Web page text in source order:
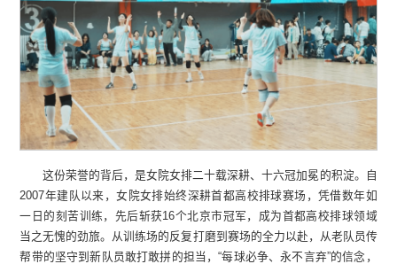
这份荣誉的背后，是女院女排二十载深耕、十六冠加冕的积淀。自
2007年建队以来，女院女排始终深耕首都高校排球赛场，凭借数年如
一日的刻苦训练，先后斩获16个北京市冠军，成为首都高校排球领域
当之无愧的劲旅。从训练场的反复打磨到赛场的全力以赴，从老队员传
帮带的坚守到新队员敢打敢拼的担当，“每球必争、永不言弃”的信念，